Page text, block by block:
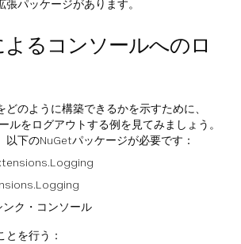
パッケージがあります。
るコンソールへのロ
どのように構築できるかを示すために、
ルをログアウトする例を見てみましょう。
以下のNuGetパッケージが必要です：
ンク・コンソール
とを行う：